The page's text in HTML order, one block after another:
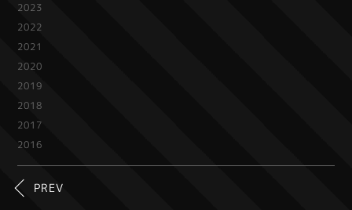
2023
2022
2021
2020
2019
2018
2017
2016
PREV